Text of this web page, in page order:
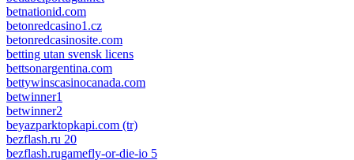
betnationid.com
betonredcasino1.cz
betonredcasinosite.com
betting utan svensk licens
bettsonargentina.com
bettywinscasinocanada.com
betwinner1
betwinner2
beyazparktopkapi.com (tr)
bezflash.ru 20
bezflash.rugamefly-or-die-io 5